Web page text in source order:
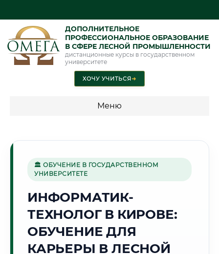
ДОПОЛНИТЕЛЬНОЕ
ПРОФЕССИОНАЛЬНОЕ ОБРАЗОВАНИЕ
В СФЕРЕ ЛЕСНОЙ ПРОМЫШЛЕННОСТИ
дистанционные курсы в государственном
университете
ХОЧУ УЧИТЬСЯ➜
Меню
промышленность"
🌲
Г. КИРОВ
Точное местное время:
05:49:07
🏛 ОБУЧЕНИЕ В ГОСУДАРСТВЕННОМ
УНИВЕРСИТЕТЕ
ИНФОРМАТИК-
ТЕХНОЛОГ В КИРОВЕ:
ОБУЧЕНИЕ ДЛЯ
КАРЬЕРЫ В ЛЕСНОЙ